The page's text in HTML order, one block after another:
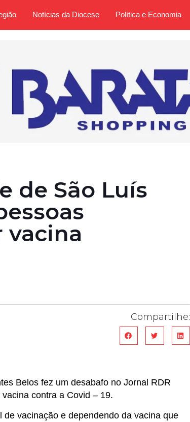
Notícias da Diocese Política e Economia
de São Luís
vacina
Compartilhe:
Belos fez um desabafo no Jornal RDR
contra a Covid – 19.
vacinação e dependendo da vacina que